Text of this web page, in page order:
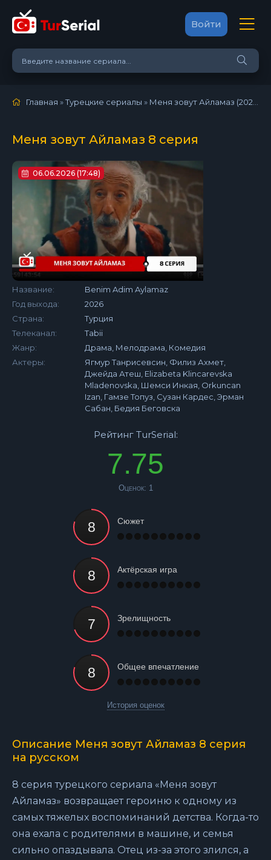
Войти
Главная »Турецкие сериалы » Меня зовут Айламаз (2026)
Меня зовут Айламаз 8 серия
06.06.2026 (17:48)
Название:
Benim Adim Aylamaz
Год выхода:
2026
Страна:
Турция
Телеканал:
Tabii
Жанр:
Драма, Мелодрама, Комедия
Актеры:
Ягмур Танрисевсин, Филиз Ахмет,
Джейда Атеш, Elizabeta Klincarevska
Mladenovska, Шемси Инкая, Orkuncan
Izan, Гамзе Топуз, Сузан Кардес, Эрман
Сабан, Бедия Беговска
Рейтинг TurSerial:
7.75
Оценок: 1
Сюжет
Актёрская игра
Зрелищность
Общее впечатление
История оценок
Описание Меня зовут Айламаз 8 серия
на русском
8 серия турецкого сериала «Меня зовут
Айламаз» возвращает героиню к одному из
самых тяжелых воспоминаний детства. Когда-то
она ехала с родителями в машине, и семья
сильно опаздывала. Отец из-за этого злился, а